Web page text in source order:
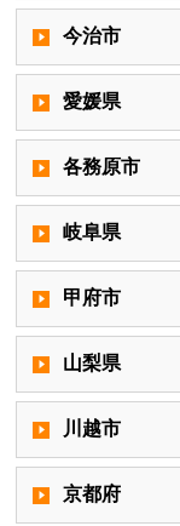
今治市
愛媛県
各務原市
岐阜県
甲府市
山梨県
川越市
京都府